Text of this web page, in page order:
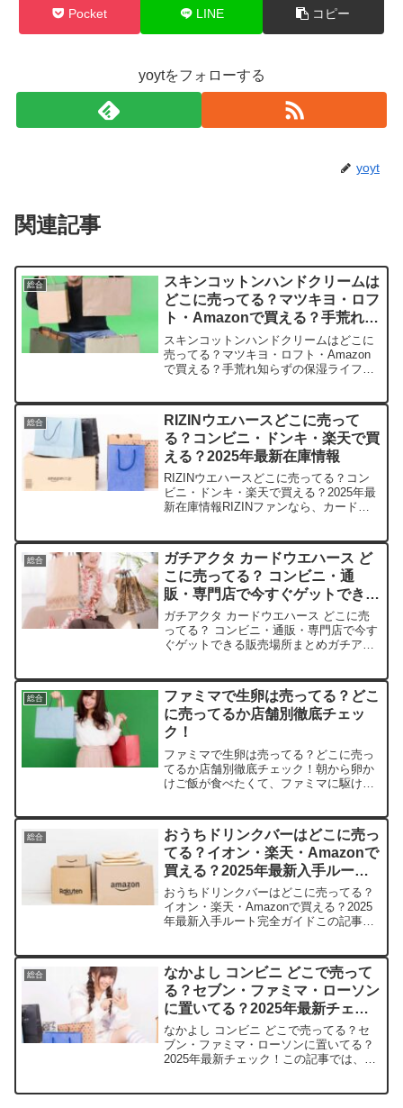
Pocket LINE コピー
yoytをフォローする
yoyt
関連記事
総合
スキンコットンハンドクリームは
どこに売ってる？マツキヨ・ロフ
ト・Amazonで買える？手荒れ知
らずの保湿ライフを今すぐスター
ト！
スキンコットンハンドクリームはどこに
売ってる？マツキヨ・ロフト・Amazon
で買える？手荒れ知らずの保湿ライフを
んなあなたにぴったりのスキンコットン
ハンドクリームの取扱...
総合
RIZINウエハースどこに売って
る？コンビニ・ドンキ・楽天で買
える？2025年最新在庫情報
RIZINウエハースどこに売ってる？コン
ビニ・ドンキ・楽天で買える？2025年最
新在庫情報RIZINファンなら、カード集
均価格、安く買えるスポットを手短に紹
介します...
総合
ガチアクタ カードウエハース ど
こに売ってる？ コンビニ・通
販・専門店で今すぐゲットできる
販売場所まとめ
ガチアクタ カードウエハース どこに売
ってる？ コンビニ・通販・専門店で今す
ぐゲットできる販売場所まとめガチアク
して、描きおろしカードのメタリック仕
様に心躍らせてます。...
総合
ファミマで生卵は売ってる？どこ
に売ってるか店舗別徹底チェッ
ク！
ファミマで生卵は売ってる？どこに売っ
てるか店舗別徹底チェック！朝から卵か
けご飯が食べたくて、ファミマに駆け込
売っている取扱店や、平均的な値段、安
く買える場所などを手短に紹...
総合
おうちドリンクバーはどこに売っ
てる？イオン・楽天・Amazonで
買える？2025年最新入手ルート
完全ガイド
おうちドリンクバーはどこに売ってる？
イオン・楽天・Amazonで買える？2025
年最新入手ルート完全ガイドこの記事で
買える場所などを手短に紹介します。店
舗平均価格（税込...
総合
なかよし コンビニ どこで売って
る？セブン・ファミマ・ローソン
に置いてる？2025年最新チェッ
ク！
なかよし コンビニ どこで売ってる？セ
ブン・ファミマ・ローソンに置いてる？
2025年最新チェック！この記事では、な